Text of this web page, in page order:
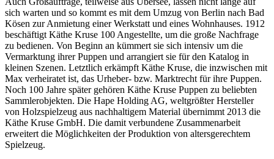
sich warten und so kommt es mit dem Umzug von Berlin nach Bad
Kösen zur Anmietung einer Werkstatt und eines Wohnhauses. 1912
beschäftigt Käthe Kruse 100 Angestellte, um die große Nachfrage
zu bedienen. Von Beginn an kümmert sie sich intensiv um die
Vermarktung ihrer Puppen und arrangiert sie für den Katalog in
kleinen Szenen. Letztlich erkämpft Käthe Kruse, die inzwischen mit
Max verheiratet ist, das Urheber- bzw. Marktrecht für ihre Puppen.
Noch 100 Jahre später gehören Käthe Kruse Puppen zu beliebten
Sammlerobjekten. Die Hape Holding AG, weltgrößter Hersteller
von Holzspielzeug aus nachhaltigem Material übernimmt 2013 die
Käthe Kruse GmbH. Die damit verbundene Zusammenarbeit
erweitert die Möglichkeiten der Produktion von altersgerechtem
Spielzeug.